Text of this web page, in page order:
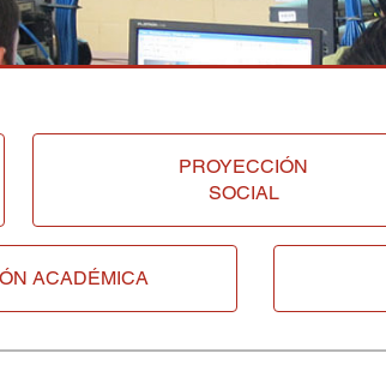
PROYECCIÓN
SOCIAL
ACADÉMICA